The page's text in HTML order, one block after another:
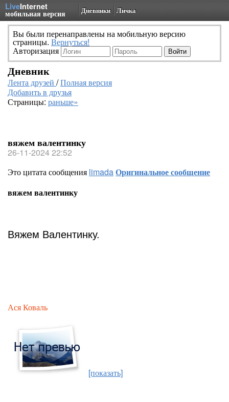
LiveInternet
мобильная версия Дневники Личка
Вы были перенаправлены на мобильную версию
страницы. Вернуться!
Авторизация
Дневник
Лента друзей /Полная версия
Добавить в друзья
Страницы: раньше»
вяжем валентинку
26-11-2024 22:52
Это цитата сообщения limadaОригинальное сообщение
вяжем валентинку
Вяжем Валентинку.
Ася Коваль
[показать]